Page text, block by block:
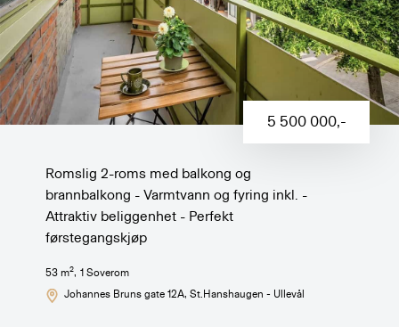
5 500 000,-
Romslig 2-roms med balkong og
brannbalkong - Varmtvann og fyring inkl. -
Attraktiv beliggenhet - Perfekt
førstegangskjøp
53 m2, 1 Soverom
Johannes Bruns gate 12A, St.Hanshaugen - Ullevål